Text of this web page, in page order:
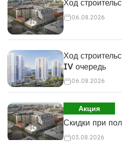
Ход
06.08.2026
Ход
IV очередь
06.08.2026
Акция
Скидки при
03.08.2026